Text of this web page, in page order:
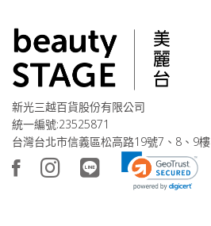
新光三越百貨股份有限公司
統一編號:23525871
台灣台北市信義區松高路19號7、8、9樓